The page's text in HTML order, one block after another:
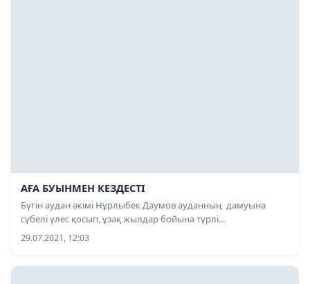
АҒА БУЫНМЕН КЕЗДЕСТІ
Бүгін аудан әкімі Нұрлыбек Даумов ауданның дамуына
сүбелі үлес қосып, ұзақ жылдар бойына түрлі...
29.07.2021, 12:03